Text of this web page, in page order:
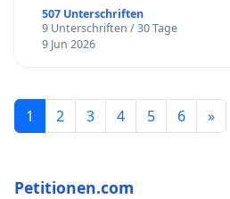
507 Unterschriften
9 Unterschriften / 30 Tage
9 Jun 2026
1 2 3 4 5 6 »
Petitionen.com